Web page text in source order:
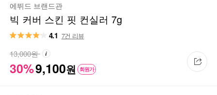
에뛰드 브랜드관
빅 커버 스킨 핏 컨실러 7g
4.1 7건 리뷰
30%9,100원 회원가
13,000원